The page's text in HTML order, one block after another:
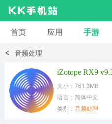
安卓应用
小说漫画
首页 应用 手游
音频处理
iZotope RX9
大小：761.3MB
语言：简体中文
类别： 音频处理